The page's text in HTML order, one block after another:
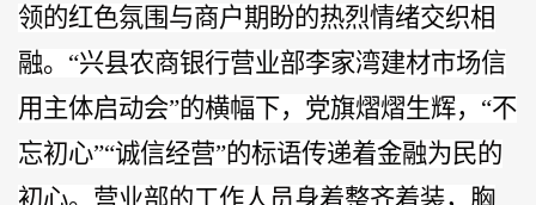
领的红色氛围与商户期盼的热烈情绪交织相
融。“兴县农商银行营业部李家湾建材市场信
用主体启动会”的横幅下，党旗熠熠生辉，“不
忘初心”“诚信经营”的标语传递着金融为民的
初心。营业部的工作人员身着整齐着装，胸